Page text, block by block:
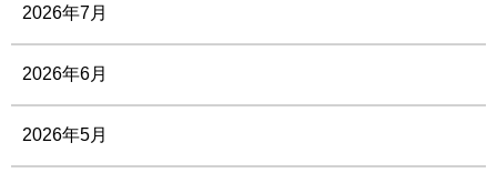
2026年7月
2026年6月
2026年5月